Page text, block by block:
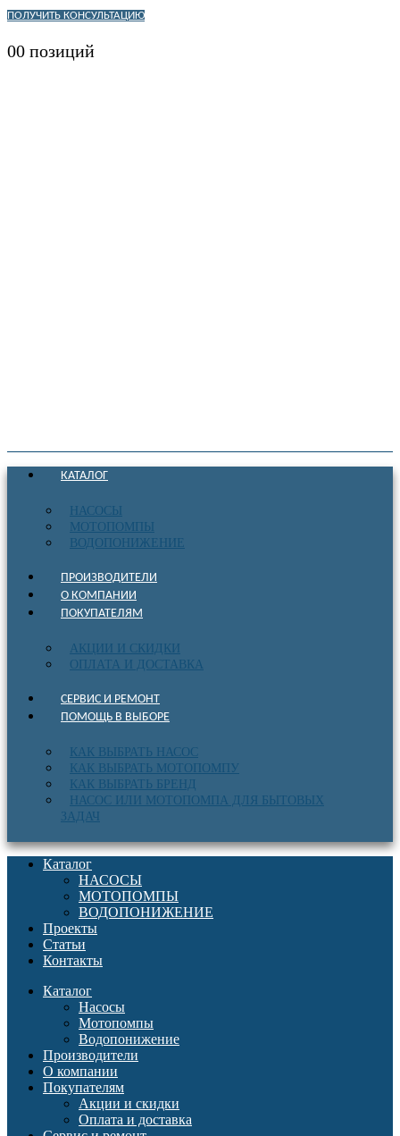
ПОЛУЧИТЬ КОНСУЛЬТАЦИЮ
00 позиций
КАТАЛОГ
НАСОСЫ
МОТОПОМПЫ
ВОДОПОНИЖЕНИЕ
ПРОИЗВОДИТЕЛИ
О КОМПАНИИ
ПОКУПАТЕЛЯМ
АКЦИИ И СКИДКИ
ОПЛАТА И ДОСТАВКА
СЕРВИС И РЕМОНТ
ПОМОЩЬ В ВЫБОРЕ
КАК ВЫБРАТЬ НАСОС
КАК ВЫБРАТЬ МОТОПОМПУ
КАК ВЫБРАТЬ БРЕНД
НАСОС ИЛИ МОТОПОМПА ДЛЯ БЫТОВЫХ
ЗАДАЧ
Каталог
НАСОСЫ
МОТОПОМПЫ
ВОДОПОНИЖЕНИЕ
Проекты
Статьи
Контакты
Каталог
Насосы
Мотопомпы
Водопонижение
Производители
О компании
Покупателям
Акции и скидки
Оплата и доставка